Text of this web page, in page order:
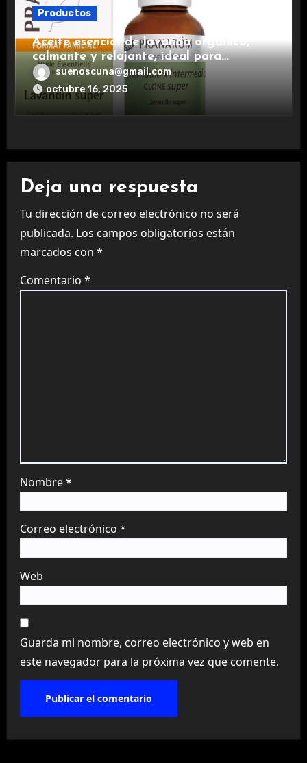
Productos
Aceite esencial de lavanda orgánico,
calmante y relajante, ideal para
aromaterapia.
suenoscuna@gmail.com
octubre 16, 2025
Deja una respuesta
Tu dirección de correo electrónico no será
publicada. Los campos obligatorios están
marcados con *
Comentario *
Nombre*
Correo electrónico *
Web
Guarda mi nombre, correo electrónico y web en
este navegador para la próxima vez que comente.